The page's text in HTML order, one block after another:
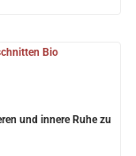
und innere Ruhe zu